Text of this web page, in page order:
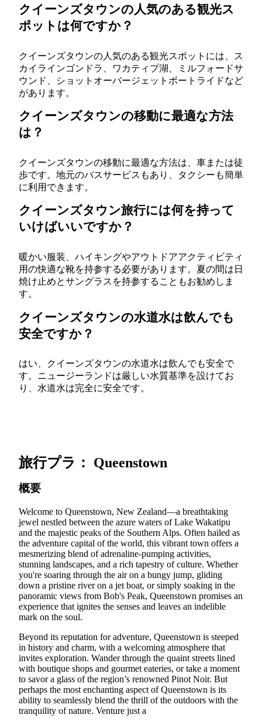
クイーンズタウンの人気のある観光ス
ポットは何ですか？
クイーンズタウンの人気のある観光スポットには、ス
カイラインゴンドラ、ワカティプ湖、ミルフォードサ
ウンド、ショットオーバージェットボートライドなど
があります。
クイーンズタウンの移動に最適な方法
は？
クイーンズタウンの移動に最適な方法は、車または徒
歩です。地元のバスサービスもあり、タクシーも簡単
に利用できます。
クイーンズタウン旅行には何を持って
いけばいいですか？
暖かい服装、ハイキングやアウトドアアクティビティ
用の快適な靴を持参する必要があります。夏の間は日
焼け止めとサングラスを持参することもお勧めしま
す。
クイーンズタウンの水道水は飲んでも
安全ですか？
はい、クイーンズタウンの水道水は飲んでも安全で
す。ニュージーランドは厳しい水質基準を設けてお
り、水道水は完全に安全です。
旅行プラ： Queenstown
概要
Welcome to Queenstown, New Zealand—a breathtaking
jewel nestled between the azure waters of Lake Wakatipu
and the majestic peaks of the Southern Alps. Often hailed as
the adventure capital of the world, this vibrant town offers a
mesmerizing blend of adrenaline-pumping activities,
stunning landscapes, and a rich tapestry of culture. Whether
you're soaring through the air on a bungy jump, gliding
down a pristine river on a jet boat, or simply soaking in the
panoramic views from Bob's Peak, Queenstown promises an
experience that ignites the senses and leaves an indelible
mark on the soul.
Beyond its reputation for adventure, Queenstown is steeped
in history and charm, with a welcoming atmosphere that
invites exploration. Wander through the quaint streets lined
with boutique shops and gourmet eateries, or take a moment
to savor a glass of the region’s renowned Pinot Noir. But
perhaps the most enchanting aspect of Queenstown is its
ability to seamlessly blend the thrill of the outdoors with the
tranquility of nature. Venture just a